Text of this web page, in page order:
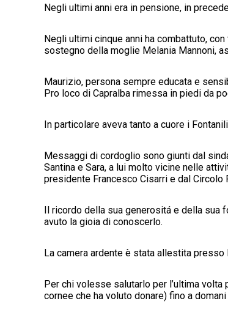
Negli ultimi anni era in pensione, in
Negli ultimi cinque anni ha combattuto,
sostegno della moglie Melania Mannoni,
Maurizio, persona sempre educata e
Pro loco di Capralba rimessa in piedi da
In particolare aveva tanto a cuore i
Messaggi di cordoglio sono giunti dal
Santina e Sara, a lui molto vicine nelle
presidente Francesco Cisarri e dal Circolo
Il ricordo della sua generositá e della sua
avuto la gioia di conoscerlo.
La camera ardente è stata allestita presso
Per chi volesse salutarlo per l’ultima
cornee che ha voluto donare) fino a